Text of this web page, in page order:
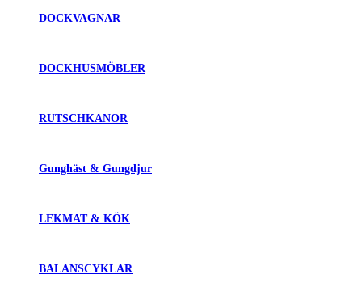
DOCKVAGNAR
DOCKHUSMÖBLER
RUTSCHKANOR
Gunghäst & Gungdjur
LEKMAT & KÖK
BALANSCYKLAR